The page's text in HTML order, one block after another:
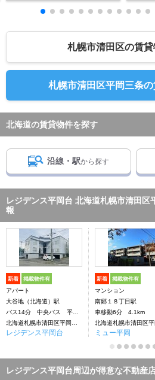
札幌市清田区の賃
札幌市清田区平岡三条
北海道の賃貸物件を探す
沿線・駅から探す
レジデンス平岡台 北海道札幌市清田区
報
新着 掲載物件有
アパート
大谷地（北海道）駅
バス14分 中央バス 平岡３条団地下車：停歩1分
レジデンス平岡台
新着 掲載物件有
マンション
南郷１８丁目駅
車移動6分 4.1km
ミュー平岡
レジデンス平岡台周辺が得意な不動産